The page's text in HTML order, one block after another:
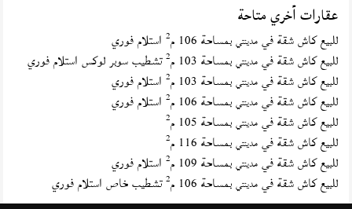
عقارات أخري متاحة
للبيع كاش شقة فيمدينتي بمساحة 106 م 2 استلام فوري
للبيع كاش شقة فيمدينتي بمساحة 103 م 2تشطيب سوبر لوكس استلام فوري
للبيع كاش شقة فيمدينتي بمساحة 103 م 2 استلام فوري
للبيع كاش شقة فيمدينتي بمساحة 106 م 2 استلام فوري
للبيع كاش شقة فيمدينتي بمساحة 105 م 2
للبيع كاش شقة فيمدينتي بمساحة 116 م 2
للبيع كاش شقة فيمدينتي بمساحة 109 م 2 استلام فوري
للبيع كاش شقة فيمدينتي بمساحة 106 م 2تشطيب خاص استلام فوري